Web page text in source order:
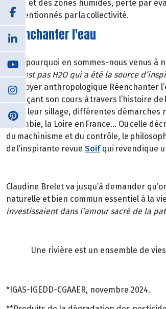
d’eau et des zones humides, perte par
subventionnés par la collectivité.
Réenchanter l'eau
Mais pourquoi en sommes-nous venus à
ce n’est pas H2O qui a été la source
plaidoyer anthropologique Réenchanter
Retraçant son cours à travers l’histoire
Dans leur sillage, différentes démarches
Colombie, la Loire en France… Ou celle
du machinisme et du contrôle, le
de l’inspirante revue Soifqui revendique
Claudine Brelet va jusqu’à demander
naturelle et bien commun essentiel à la
investissaient dans l’amour sacré de la
Une rivière est un ensemble de
*IGAS-IGEDD-CGAAER, novembre 2024.